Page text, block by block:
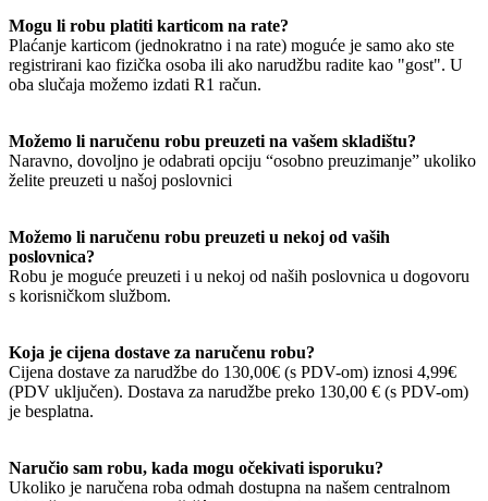
Mogu li robu platiti karticom na rate?
Plaćanje karticom (jednokratno i na rate) moguće je samo ako ste
registrirani kao fizička osoba ili ako narudžbu radite kao "gost". U
oba slučaja možemo izdati R1 račun.
Možemo li naručenu robu preuzeti na vašem skladištu?
Naravno, dovoljno je odabrati opciju “osobno preuzimanje” ukoliko
želite preuzeti u našoj poslovnici
Možemo li naručenu robu preuzeti u nekoj od vaših
poslovnica?
Robu je moguće preuzeti i u nekoj od naših poslovnica u dogovoru
s korisničkom službom.
Koja je cijena dostave za naručenu robu?
Cijena dostave za narudžbe do 130,00€ (s PDV-om) iznosi 4,99€
(PDV uključen). Dostava za narudžbe preko 130,00 € (s PDV-om)
je besplatna.
Naručio sam robu, kada mogu očekivati isporuku?
Ukoliko je naručena roba odmah dostupna na našem centralnom